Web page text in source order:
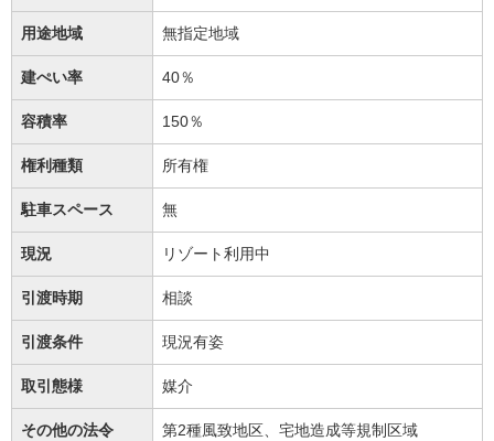
用途地域 無指定地域
建ぺい率 40％
容積率 150％
権利種類 所有権
駐車スペース 無
現況 リゾート利用中
引渡時期 相談
引渡条件 現況有姿
取引態様 媒介
その他の法令 第2種風致地区、宅地造成等規制区域